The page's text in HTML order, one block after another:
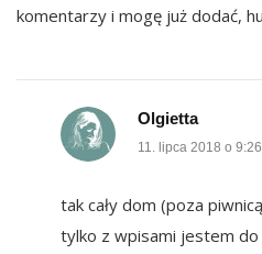
komentarzy i mogę już dodać,
Olgietta
11. lipca 2018 o 9:26
tak cały dom (poza
tylko z wpisami jestem